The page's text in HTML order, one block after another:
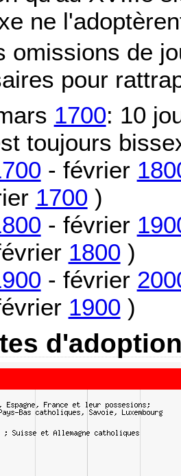
ne
omissions de
pour
1700: 10
toujours
- février
1700 )
- février
1800 )
- février
1900 )